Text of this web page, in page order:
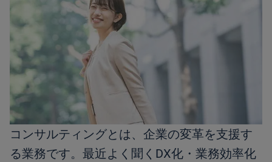
コンサルティングとは、企業の変革を支援す
る業務です。最近よく聞くDX化・業務効率化